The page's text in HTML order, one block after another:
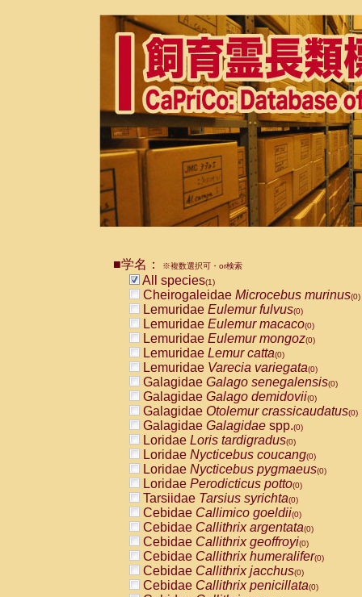
■学名： ※複数選択可・or検索
All species(1)
Cheirogaleidae Microcebus murinus(0)
Lemuridae Eulemur fulvus(0)
Lemuridae Eulemur macaco(0)
Lemuridae Eulemur mongoz(0)
Lemuridae Lemur catta(0)
Lemuridae Varecia variegata(0)
Galagidae Galago senegalensis(0)
Galagidae Galago demidovii(0)
Galagidae Otolemur crassicaudatus(0)
Galagidae Galagidae spp.(0)
Loridae Loris tardigradus(0)
Loridae Nycticebus coucang(0)
Loridae Nycticebus pygmaeus(0)
Loridae Perodicticus potto(0)
Tarsiidae Tarsius syrichta(0)
Cebidae Callimico goeldii(0)
Cebidae Callithrix argentata(0)
Cebidae Callithrix geoffroyi(0)
Cebidae Callithrix humeralifer(0)
Cebidae Callithrix jacchus(0)
Cebidae Callithrix penicillata(0)